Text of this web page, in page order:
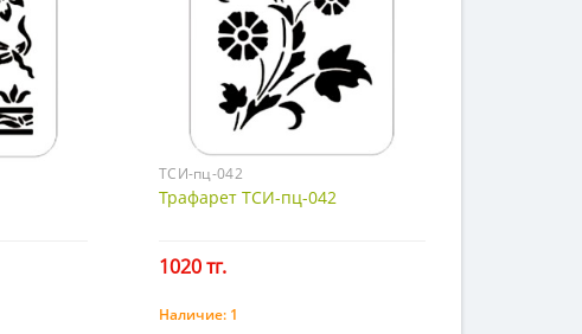
ТСИ-пц-042
Трафарет ТСИ-пц-042
1020 тг.
Купить
Наличие: 1